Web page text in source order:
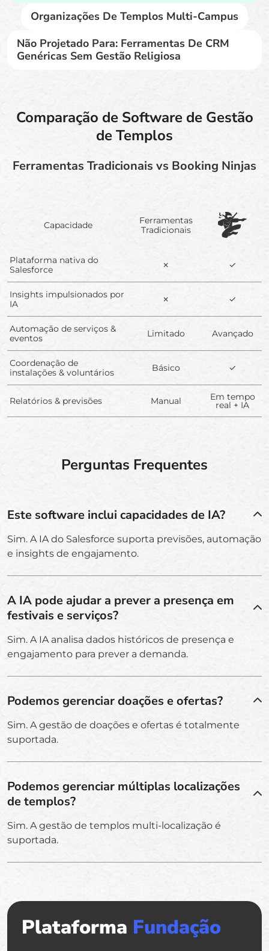
Organizações De Templos Multi-Campus
Não Projetado Para: Ferramentas De CRM
Genéricas Sem Gestão Religiosa
Comparação de Software de Gestão
de Templos
Ferramentas Tradicionais vs Booking Ninjas
Capacidade
Ferramentas
Tradicionais
Plataforma nativa do
Salesforce
✗ ✓
Insights impulsionados por
IA
✗ ✓
Automação de serviços &
eventos
Limitado Avançado
Coordenação de
instalações & voluntários
Básico ✓
Relatórios & previsões Manual Em tempo
real + IA
Perguntas Frequentes
Este software inclui capacidades de IA?
Sim. A IA do Salesforce suporta previsões, automação
e insights de engajamento.
A IA pode ajudar a prever a presença em
festivais e serviços?
Sim. A IA analisa dados históricos de presença e
engajamento para prever a demanda.
Podemos gerenciar doações e ofertas?
Sim. A gestão de doações e ofertas é totalmente
suportada.
Podemos gerenciar múltiplas localizações
de templos?
Sim. A gestão de templos multi-localização é
suportada.
Plataforma Fundação